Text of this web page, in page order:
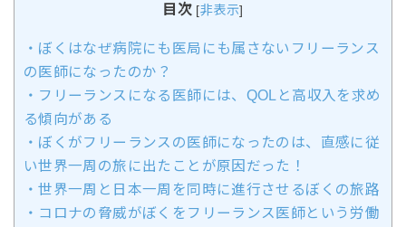
目次 [非表示]
・ぼくはなぜ病院にも医局にも属さないフリーランス
の医師になったのか？
・フリーランスになる医師には、QOLと高収入を求め
る傾向がある
・ぼくがフリーランスの医師になったのは、直感に従
い世界一周の旅に出たことが原因だった！
・世界一周と日本一周を同時に進行させるぼくの旅路
・コロナの脅威がぼくをフリーランス医師という労働